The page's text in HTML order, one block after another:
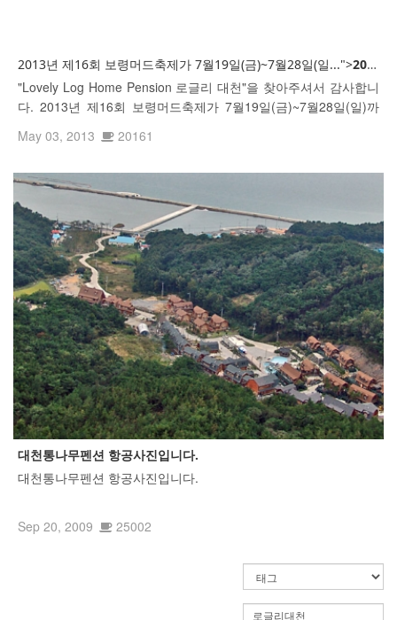
2013년 제16회 보령머드축제가 7월19일(금)~7월28일(일...">2013년
"Lovely Log Home Pension 로글리 대천"을 찾아주셔서 감사합니
다. 2013년 제16회 보령머드축제가 7월19일(금)~7월28일(일)까
May 03, 2013 20161
대천통나무펜션 항공사진입니다.
대천통나무펜션 항공사진입니다.
Sep 20, 2009 25002